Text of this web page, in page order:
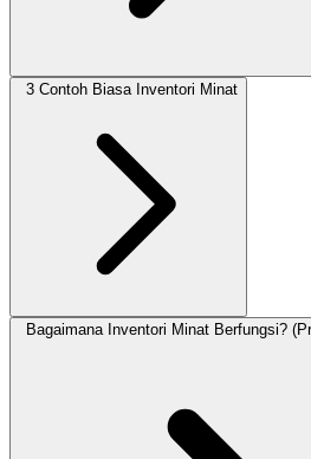
3 Contoh Biasa Inventori Minat
Bagaimana Inventori Minat Berfungsi?